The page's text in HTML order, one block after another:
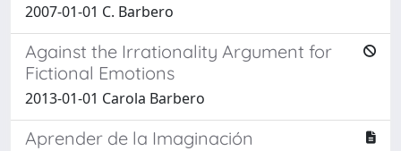
2007-01-01 C. Barbero
Against the Irrationality Argument for
Fictional Emotions
2013-01-01 Carola Barbero
Aprender de la Imaginación